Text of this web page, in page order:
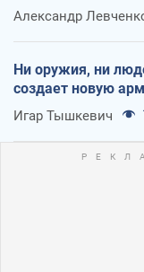
Александр
Ни оружия, ни
создает новую
Игар Тышкевич